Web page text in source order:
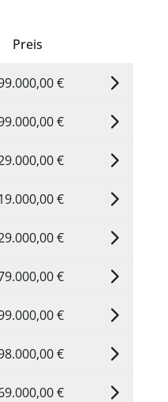
Preis
€
€
€
€
€
€
€
€
€